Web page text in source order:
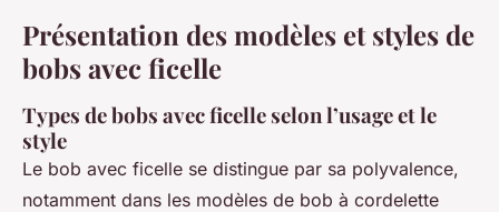
Présentation des modèles et styles de
bobs avec ficelle
Types de bobs avec ficelle selon l’usage et le
style
Le bob avec ficelle se distingue par sa polyvalence,
notamment dans les modèles de bob à cordelette